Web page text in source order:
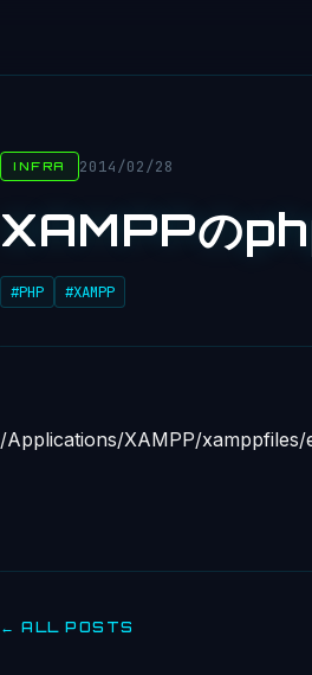
INFRA 2014/02/28
XAMPPの
#PHP #XAMPP
/Applications/XAMPP/xamppfiles/
← ALL POSTS